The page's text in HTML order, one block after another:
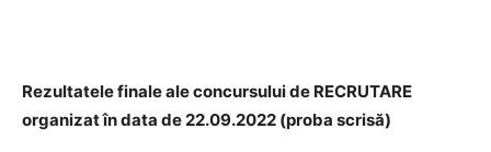
Rezultatele finale ale concursului de RECRUTARE
organizat în data de 22.09.2022 (proba scrisă)